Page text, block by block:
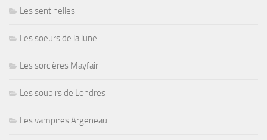
Les sentinelles
Les soeurs de la lune
Les sorcières Mayfair
Les soupirs de Londres
Les vampires Argeneau